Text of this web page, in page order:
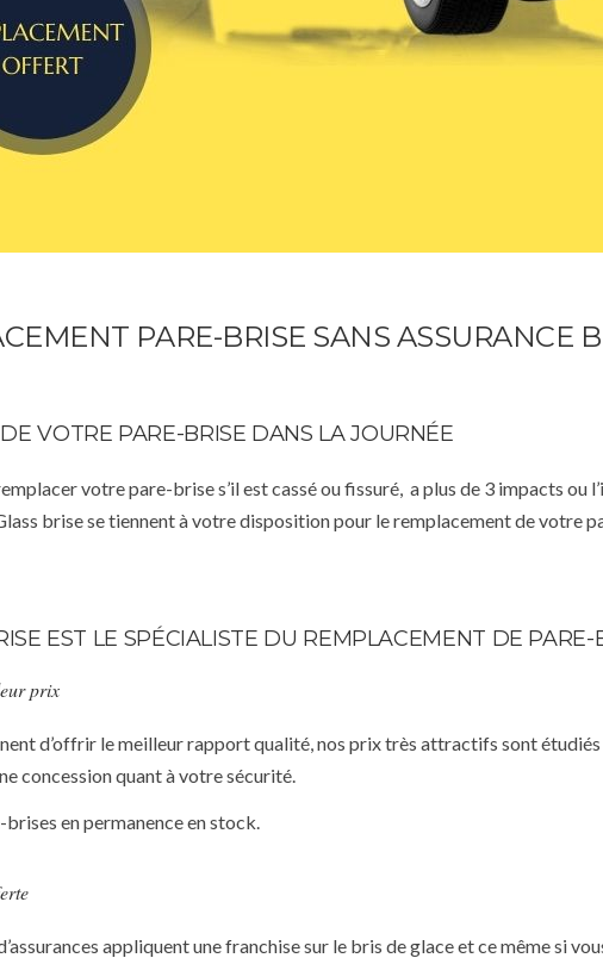
PARE-BRISE SANS ASSURANCE
VOTRE PARE-BRISE DANS LA JOURNÉE
votre pare-brise s’il est cassé ou fissuré, a plus de 3 impacts ou
brise se tiennent à votre disposition pour le remplacement de votre
EST LE SPÉCIALISTE DU REMPLACEMENT DE
prix
d’offrir le meilleur rapport qualité, nos prix très attractifs sont
concession quant à votre sécurité.
en permanence en stock.
appliquent une franchise sur le bris de glace et ce même si